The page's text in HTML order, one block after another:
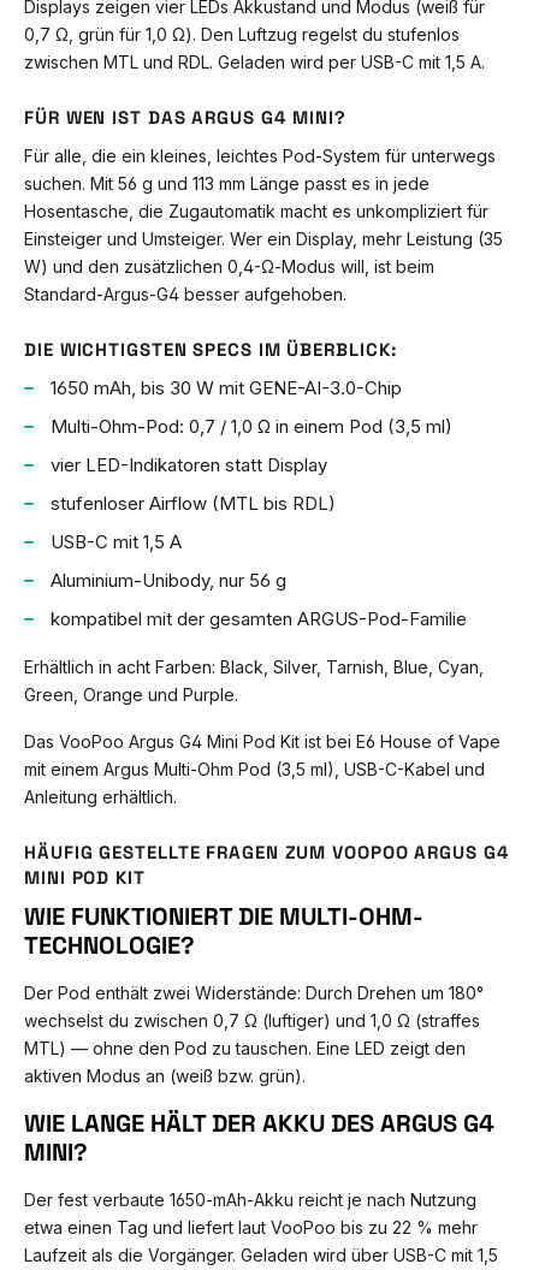
Displays zeigen vier LEDs Akkustand und Modus (weiß für
0,7 Ω, grün für 1,0 Ω). Den Luftzug regelst du stufenlos
zwischen MTL und RDL. Geladen wird per USB-C mit 1,5 A.
FÜR WEN IST DAS ARGUS G4 MINI?
Für alle, die ein kleines, leichtes Pod-System für unterwegs
suchen. Mit 56 g und 113 mm Länge passt es in jede
Hosentasche, die Zugautomatik macht es unkompliziert für
Einsteiger und Umsteiger. Wer ein Display, mehr Leistung (35
W) und den zusätzlichen 0,4-Ω-Modus will, ist beim
Standard-Argus-G4 besser aufgehoben.
DIE WICHTIGSTEN SPECS IM ÜBERBLICK:
1650 mAh, bis 30 W mit GENE-AI-3.0-Chip
Multi-Ohm-Pod: 0,7 / 1,0 Ω in einem Pod (3,5 ml)
vier LED-Indikatoren statt Display
stufenloser Airflow (MTL bis RDL)
USB-C mit 1,5 A
Aluminium-Unibody, nur 56 g
kompatibel mit der gesamten ARGUS-Pod-Familie
Erhältlich in acht Farben: Black, Silver, Tarnish, Blue, Cyan,
Green, Orange und Purple.
Das VooPoo Argus G4 Mini Pod Kit ist bei E6 House of Vape
mit einem Argus Multi-Ohm Pod (3,5 ml), USB-C-Kabel und
Anleitung erhältlich.
HÄUFIG GESTELLTE FRAGEN ZUM VOOPOO ARGUS G4
MINI POD KIT
WIE FUNKTIONIERT DIE MULTI-OHM-
TECHNOLOGIE?
Der Pod enthält zwei Widerstände: Durch Drehen um 180°
wechselst du zwischen 0,7 Ω (luftiger) und 1,0 Ω (straffes
MTL) — ohne den Pod zu tauschen. Eine LED zeigt den
aktiven Modus an (weiß bzw. grün).
WIE LANGE HÄLT DER AKKU DES ARGUS G4
MINI?
Der fest verbaute 1650-mAh-Akku reicht je nach Nutzung
etwa einen Tag und liefert laut VooPoo bis zu 22 % mehr
Laufzeit als die Vorgänger. Geladen wird über USB-C mit 1,5